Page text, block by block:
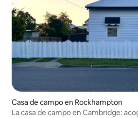
Casa de campo en Rockhampton
La casa de campo en Cambridge: